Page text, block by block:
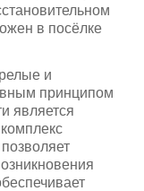
в посёлке
и
принципом
является